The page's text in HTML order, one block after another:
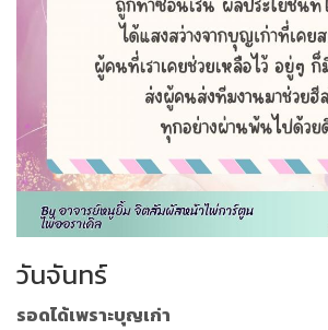
วันจันทร์
รอดได้เพราะบุญเก่า